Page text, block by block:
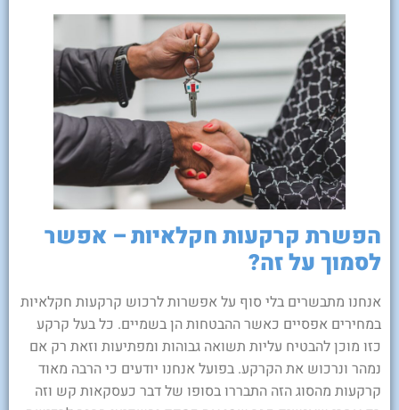
הפשרת קרקעות חקלאיות – אפשר
לסמוך על זה?
אנחנו מתבשרים בלי סוף על אפשרות לרכוש קרקעות חקלאיות
במחירים אפסיים כאשר ההבטחות הן בשמיים. כל בעל קרקע
כזו מוכן להבטיח עליות תשואה גבוהות ומפתיעות וזאת רק אם
נמהר ונרכוש את הקרקע. בפועל אנחנו יודעים כי הרבה מאוד
קרקעות מהסוג הזה התבררו בסופו של דבר כעסקאות קש וזה